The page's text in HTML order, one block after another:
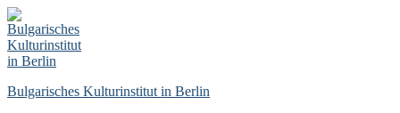
Skip
to
content
Menu
Close
Bulgarisches Kulturinstitut in Berlin